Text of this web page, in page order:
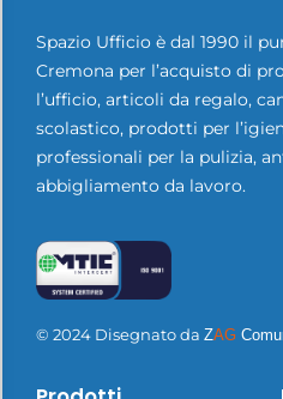
Spazio Ufficio è dal 1990 il
Cremona per l’acquisto di
l’ufficio, articoli da regalo,
scolastico, prodotti per
professionali per la pulizia,
abbigliamento da lavoro.
© 2024 Disegnato da ZAG